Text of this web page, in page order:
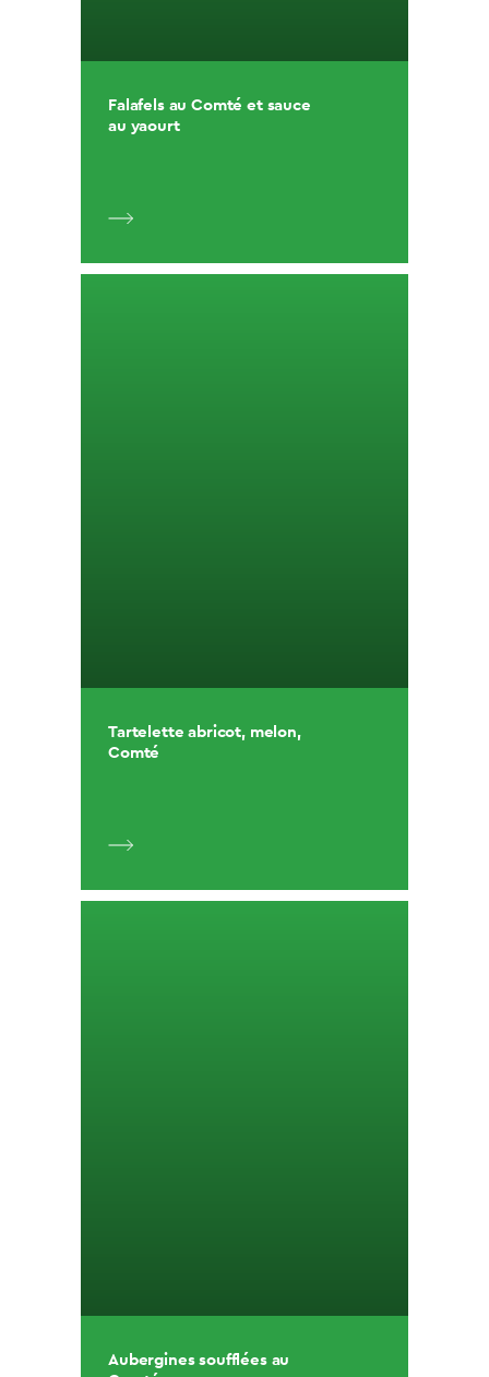
Falafels au Comté et sauce
au yaourt
Tartelette abricot, melon,
Comté
Aubergines soufflées au